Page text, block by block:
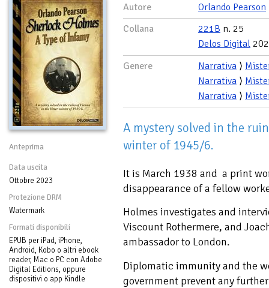
Anteprima
Data uscita
Ottobre 2023
Protezione DRM
Watermark
Formati disponibili
EPUB per iPad, iPhone,
Android, Kobo o altri ebook
reader, Mac o PC con Adobe
Digital Editions, oppure
dispositivi o app Kindle
Autore
Orlando Pearson
Collana
221B n. 25
Delos Digital
Genere
Narrativa ⟩
Narrativa ⟩
Narrativa ⟩
A mystery solved in the
winter of 1945/6.
It is March 1938 and a print
disappearance of a fellow
Holmes investigates and
Viscount Rothermere, and
ambassador to London.
Diplomatic immunity and the
government prevent any